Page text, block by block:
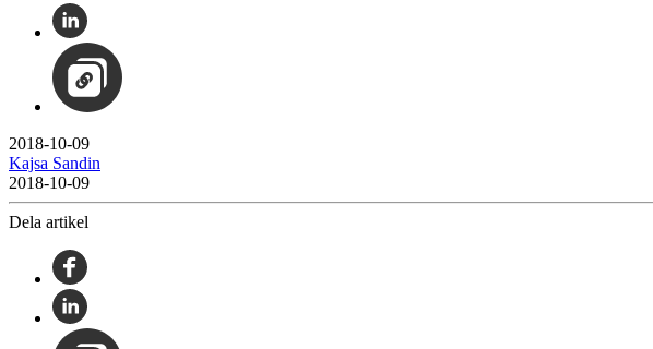
2018-10-09
Kajsa Sandin
2018-10-09
Dela artikel